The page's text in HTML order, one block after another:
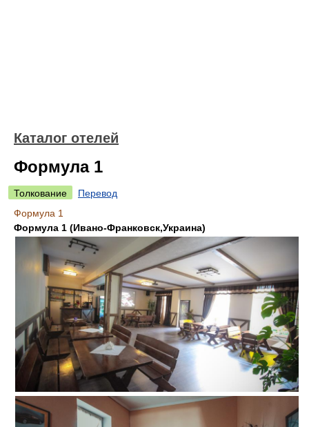
Каталог отелей
Формула 1
Толкование
Перевод
Формула 1
Формула 1 (Ивано-Франковск,Украина)